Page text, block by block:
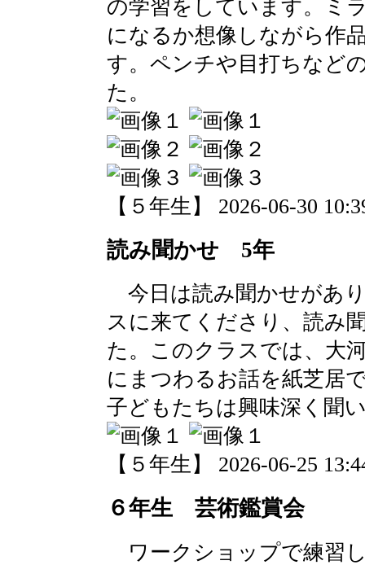
の学習をしています。ミ
になるか想像しながら作
す。ペンチや目打ちなど
た。
【５年生】 2026-06-30
読み聞かせ 5年
今日は読み聞かせがあ
スに来てくださり、読み
た。このクラスでは、大
にまつわるお話を紙芝居
子どもたちは興味深く聞
【５年生】 2026-06-25
６年生 芸術鑑賞会
ワークショップで練習